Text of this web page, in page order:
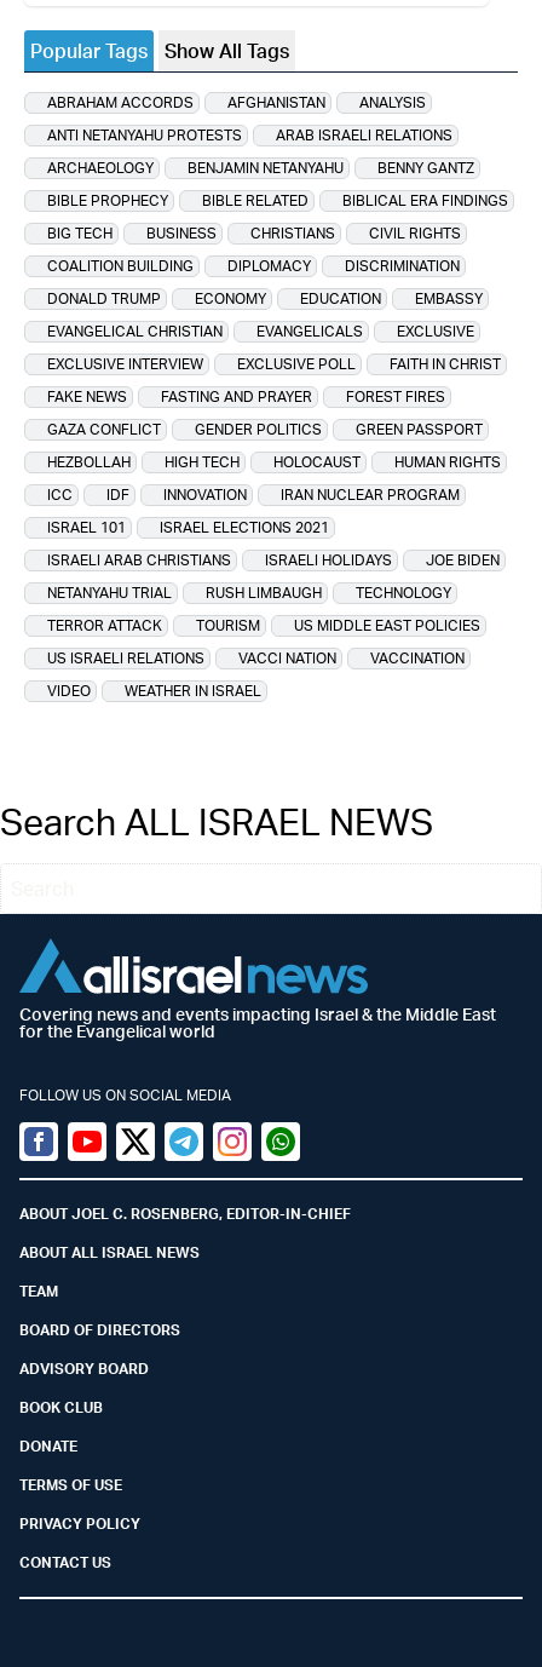
Popular Tags Show All Tags
ABRAHAM ACCORDS AFGHANISTAN
ANALYSIS
ANTI NETANYAHU PROTESTS
ARAB ISRAELI RELATIONS
ARCHAEOLOGY
BENJAMIN NETANYAHU
BENNY GANTZ
BIBLE PROPHECY
BIBLE RELATED
BIBLICAL ERA FINDINGS
BIG TECH
BUSINESS CHRISTIANS
CIVIL RIGHTS
COALITION BUILDING
DIPLOMACY
DISCRIMINATION
DONALD TRUMP
ECONOMY EDUCATION
EMBASSY
EVANGELICAL CHRISTIAN
EVANGELICALS
EXCLUSIVE
EXCLUSIVE INTERVIEW
EXCLUSIVE POLL
FAITH IN CHRIST
FAKE NEWS
FASTING AND PRAYER
FOREST FIRES
GAZA CONFLICT
GENDER POLITICS
GREEN PASSPORT
HEZBOLLAH
HIGH TECH HOLOCAUST
HUMAN RIGHTS
ICC
IDF INNOVATION
IRAN NUCLEAR PROGRAM
ISRAEL 101
ISRAEL ELECTIONS 2021
ISRAELI ARAB CHRISTIANS
ISRAELI HOLIDAYS
JOE BIDEN
NETANYAHU TRIAL
RUSH LIMBAUGH
TECHNOLOGY
TERROR ATTACK
TOURISM
US MIDDLE EAST POLICIES
US ISRAELI RELATIONS
VACCI NATION
VACCINATION
VIDEO
WEATHER IN ISRAEL
Search ALL ISRAEL NEWS
Covering news and events impacting Israel & the Middle East
for the Evangelical world
FOLLOW US ON SOCIAL MEDIA
Facebook
YoutubeTwitter (X)
TelegramInstagramWhatsapp
ABOUT JOEL C. ROSENBERG, EDITOR-IN-CHIEF
ABOUT ALL ISRAEL NEWS
TEAM
BOARD OF DIRECTORS
ADVISORY BOARD
BOOK CLUB
DONATE
TERMS OF USE
PRIVACY POLICY
CONTACT US